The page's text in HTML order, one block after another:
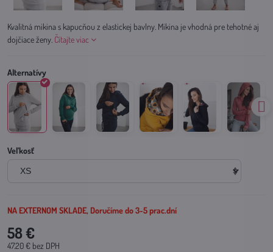
Kvalitná mikina s kapucňou z elastickej bavlny. Mikina je vhodná pre tehotné aj
dojčiace ženy. Čítajte viac
Veľkosť
NA EXTERNOM SKLADE, Doručíme do 3-5 prac.dní
58 €
47.20 € bez DPH